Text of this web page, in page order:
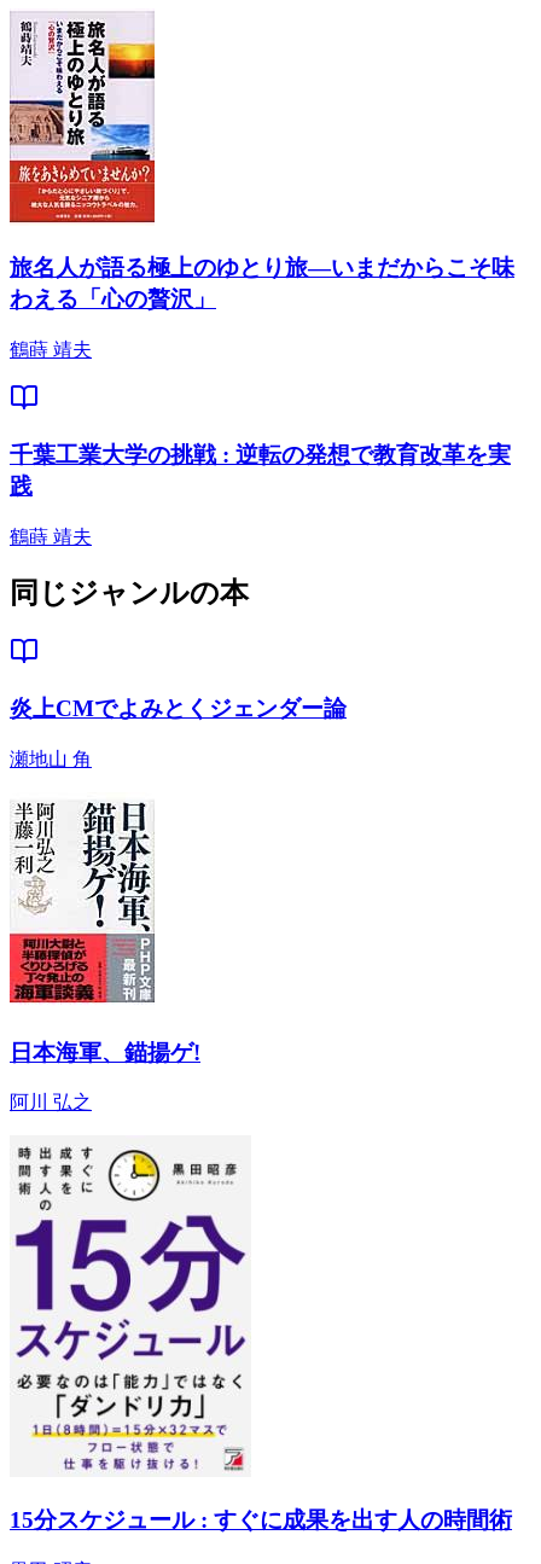
旅名人が語る極上のゆとり旅―いまだからこそ味
わえる「心の贅沢」
鶴蒔 靖夫
千葉工業大学の挑戦 : 逆転の発想で教育改革を実
践
鶴蒔 靖夫
同じジャンルの本
炎上CMでよみとくジェンダー論
瀬地山 角
日本海軍、錨揚ゲ!
阿川 弘之
15分スケジュール : すぐに成果を出す人の時間術